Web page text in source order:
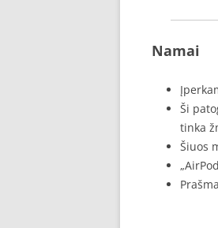
Namai
Ši
tinka
Šiuos